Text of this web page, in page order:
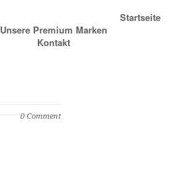
Startseite
Unsere Premium Marken
Kontakt
0 Comment